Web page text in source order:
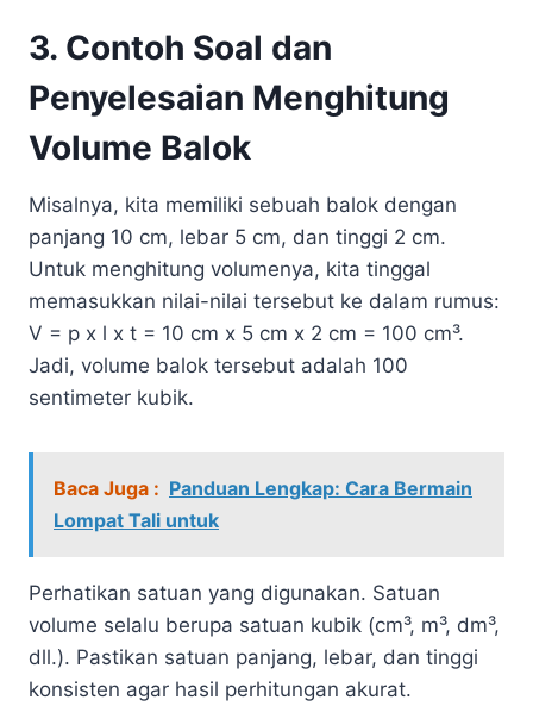
3. Contoh Soal dan
Penyelesaian Menghitung
Volume Balok
Misalnya, kita memiliki sebuah balok dengan
panjang 10 cm, lebar 5 cm, dan tinggi 2 cm.
Untuk menghitung volumenya, kita tinggal
memasukkan nilai-nilai tersebut ke dalam rumus:
V = p x l x t = 10 cm x 5 cm x 2 cm = 100 cm³.
Jadi, volume balok tersebut adalah 100
sentimeter kubik.
Baca Juga : Panduan Lengkap: Cara Bermain
Lompat Tali untuk
Perhatikan satuan yang digunakan. Satuan
volume selalu berupa satuan kubik (cm³, m³, dm³,
dll.). Pastikan satuan panjang, lebar, dan tinggi
konsisten agar hasil perhitungan akurat.